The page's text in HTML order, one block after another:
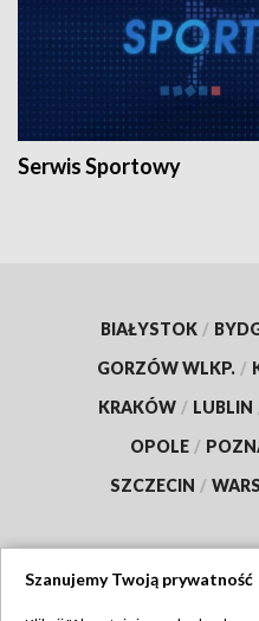
Serwis Sportowy
BIAŁYSTOK /
GORZÓW WLKP. /
KRAKÓW / LUBLIN
OPOLE /
SZCZECIN /
Szanujemy Twoją prywatność